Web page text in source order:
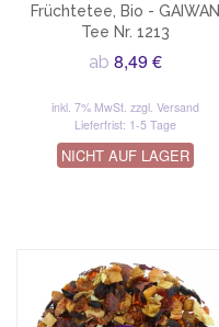
Früchtetee, Bio - GAIWAN
Tee Nr. 1213
ab8,49 €
inkl. 7% MwSt.zzgl. Versand
Lieferfrist: 1-5 Tage
NICHT AUF LAGER